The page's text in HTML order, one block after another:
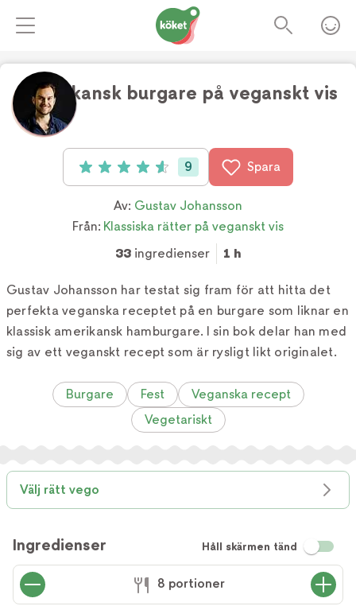
Amerikansk burgare på veganskt vis
Betyg: 4.6 av 5 (9 röster)
9 Spara
Av: Gustav Johansson
Från: Klassiska rätter på veganskt vis
33 ingredienser 1 h
Gustav Johansson har testat sig fram för att hitta det
perfekta veganska receptet på en burgare som liknar en
klassisk amerikansk hamburgare. I sin bok delar han med
sig av ett veganskt recept som är rysligt likt originalet.
Burgare Fest
Veganska recept
Vegetariskt
Välj rätt vego
Ingredienser Håll skärmen tänd
8 portioner